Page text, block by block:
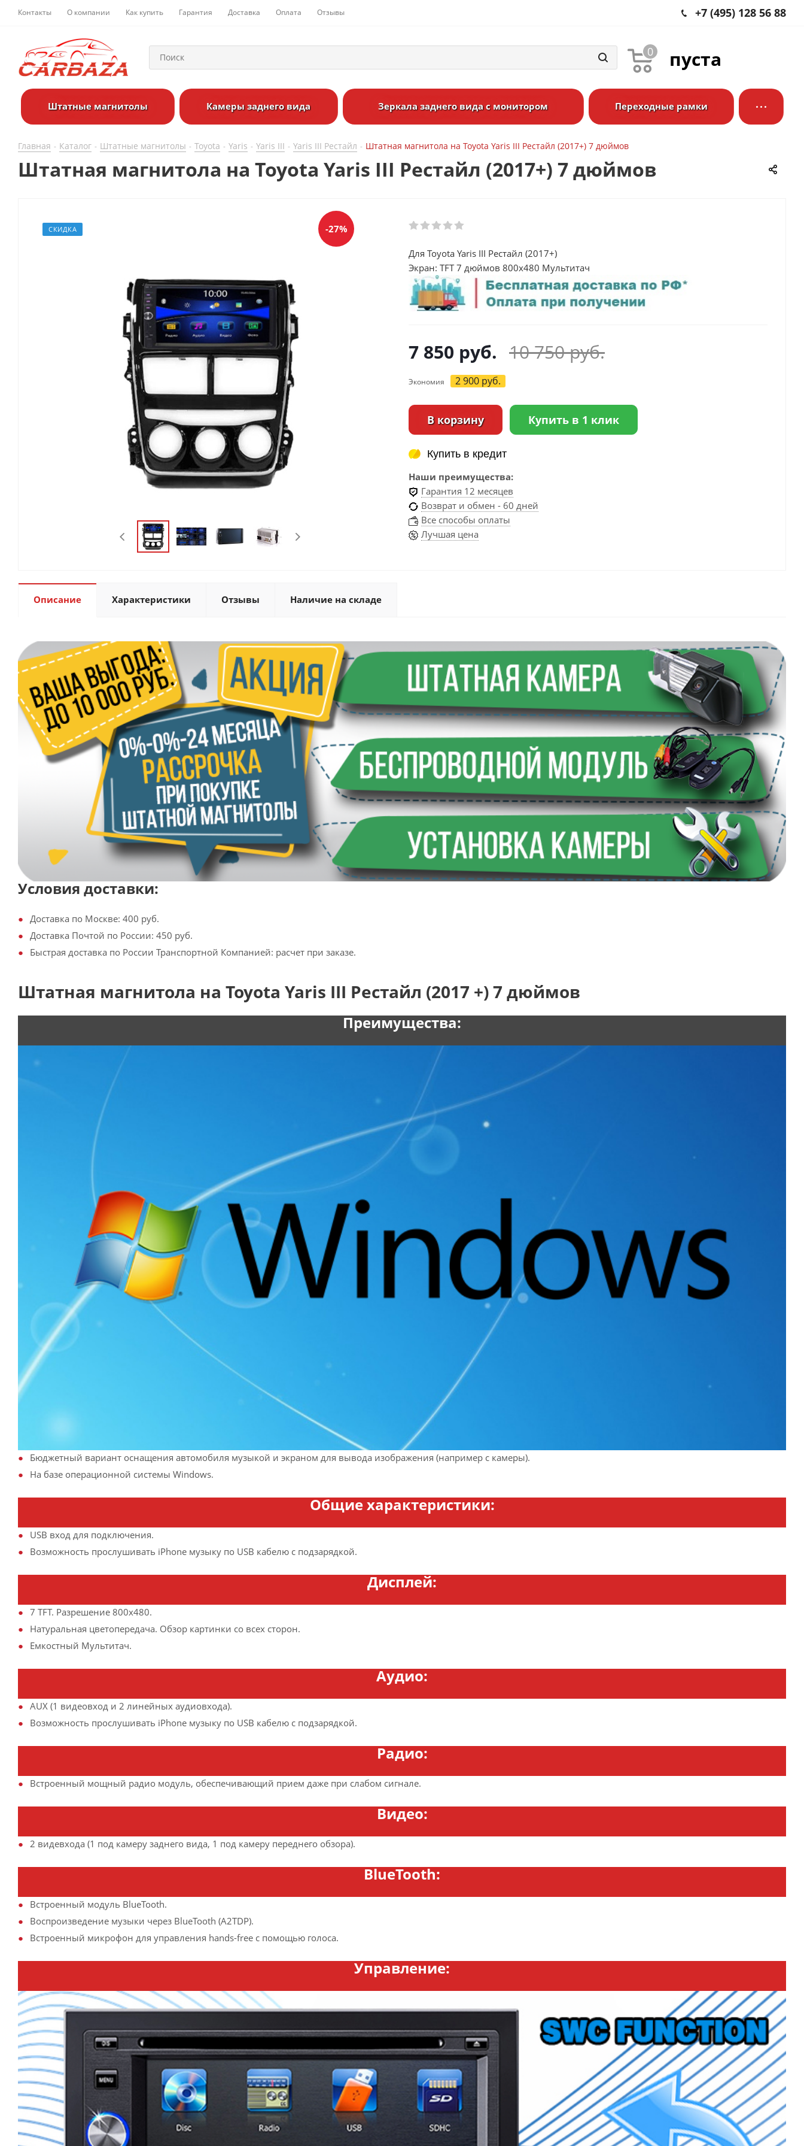
Контакты О компании Как купить Гарантия Доставка Оплата Отзывы +7 (495) 128 56 88
пуста
0
Штатные магнитолы Камеры заднего вида Зеркала заднего вида с монитором Переходные рамки
Главная - Каталог - Штатные магнитолы - Toyota - Yaris - Yaris III - Yaris III Рестайл - Штатная магнитола на Toyota Yaris III Рестайл (2017+) 7 дюймов
Штатная магнитола на Toyota Yaris III Рестайл (2017+) 7 дюймов
СКИДКА -27%
Для Toyota Yaris III Рестайл (2017+)
Экран: TFT 7 дюймов 800х480 Мультитач
7 850 руб. 10 750руб.
Экономия 2 900 руб.
В корзину Купить в 1 клик
Купить в кредит
Купить в кредит
Наши преимущества:
Гарантия 12 месяцев
Возврат и обмен - 60 дней
Все способы оплаты
Лучшая цена
Описание Характеристики Отзывы Наличие на складе
Условия доставки:
Доставка по Москве: 400 руб.
Доставка Почтой по России: 450 руб.
Быстрая доставка по России Транспортной Компанией: расчет при заказе.
Штатная магнитола на Toyota Yaris III Рестайл (2017 +) 7 дюймов
Преимущества:
Бюджетный вариант оснащения автомобиля музыкой и экраном для вывода изображения (например с камеры).
На базе операционной системы Windows.
Общие характеристики:
USB вход для подключения.
Возможность прослушивать iPhone музыку по USB кабелю с подзарядкой.
Дисплей:
7 TFT. Разрешение 800х480.
Натуральная цветопередача. Обзор картинки со всех сторон.
Емкостный Мультитач.
Аудио:
AUX (1 видеовход и 2 линейных аудиовхода).
Возможность прослушивать iPhone музыку по USB кабелю с подзарядкой.
Радио:
Встроенный мощный радио модуль, обеспечивающий прием даже при слабом сигнале.
Видео:
2 видевхода (1 под камеру заднего вида, 1 под камеру переднего обзора).
BlueTooth:
Встроенный модуль BlueTooth.
Воспроизведение музыки через BlueTooth (A2TDP).
Встроенный микрофон для управления hands-free с помощью голоса.
Управление: